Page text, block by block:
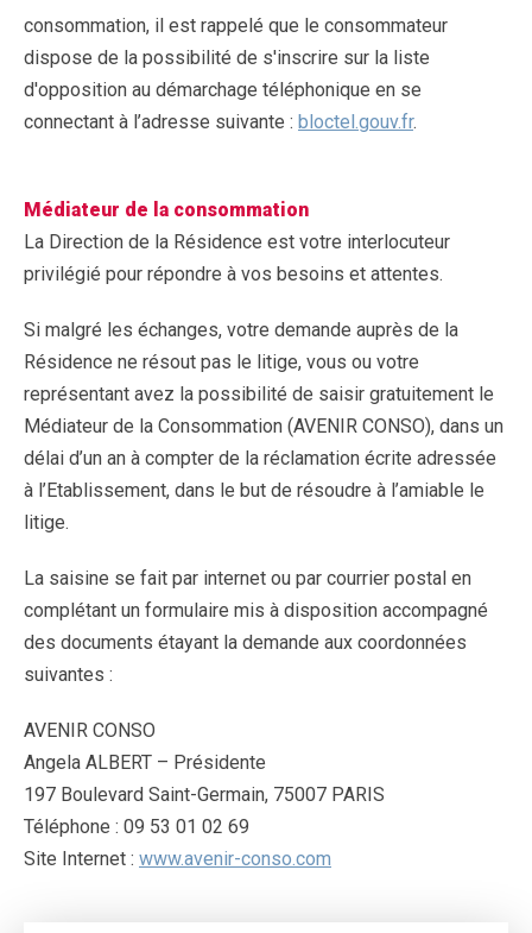
consommation, il est rappelé que le consommateur
dispose de la possibilité de s'inscrire sur la liste
d'opposition au démarchage téléphonique en se
connectant à l’adresse suivante : bloctel.gouv.fr.
Médiateur de la consommation
La Direction de la Résidence est votre interlocuteur
privilégié pour répondre à vos besoins et attentes.
Si malgré les échanges, votre demande auprès de la
Résidence ne résout pas le litige, vous ou votre
représentant avez la possibilité de saisir gratuitement le
Médiateur de la Consommation (AVENIR CONSO), dans un
délai d’un an à compter de la réclamation écrite adressée
à l’Etablissement, dans le but de résoudre à l’amiable le
litige.
La saisine se fait par internet ou par courrier postal en
complétant un formulaire mis à disposition accompagné
des documents étayant la demande aux coordonnées
suivantes :
AVENIR CONSO
Angela ALBERT – Présidente
197 Boulevard Saint-Germain, 75007 PARIS
Téléphone : 09 53 01 02 69
Site Internet : www.avenir-conso.com